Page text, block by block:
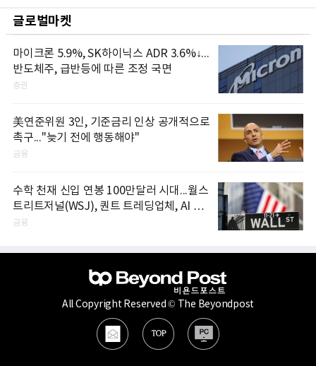
글로벌마켓
마이크론 5.9%, SK하이닉스 ADR 3.6%↓...
반도체주, 급반등에 따른 조정 국면
증권
美연준위원 3인, 기준금리 인상 공개적으로
촉구..."늦기 전에 행동해야"
금융
수학 천재 신입 연봉 100만달러 시대...월스
트리트저널(WSJ), 퀀트 트레딩업체, AI 기
업들 인재 확보 경쟁
금융
All Copyright Reserved © The Beyondpost